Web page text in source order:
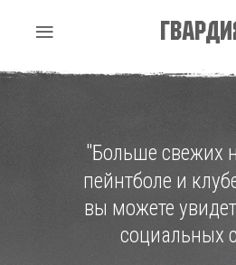
"Больше свежих
пейнтболе и
вы можете
социальных